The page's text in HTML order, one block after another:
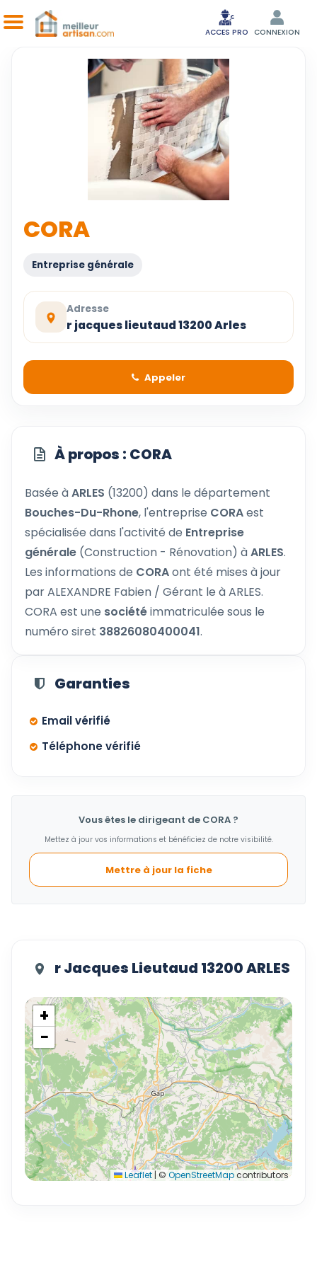
ACCES PRO CONNEXION
CORA
Entreprise générale
Adresse
r jacques lieutaud 13200 Arles
Appeler
À propos : CORA
Basée àARLES (13200) dans le département
Bouches-Du-Rhone, l'entreprise CORAest
spécialisée dans l'activité de Entreprise
générale (Construction - Rénovation) àARLES.
Les informations de CORAont été mises à jour
par ALEXANDRE Fabien / Gérant le à ARLES.
CORA est une sociétéimmatriculée sous le
numéro siret 38826080400041.
Garanties
Email vérifié
Téléphone vérifié
Vous êtes le dirigeant de CORA ?
Mettez à jour vos informations et bénéficiez de notre visibilité.
Mettre à jour la fiche
r Jacques Lieutaud 13200 ARLES
+
−
Leaflet | © OpenStreetMapcontributors